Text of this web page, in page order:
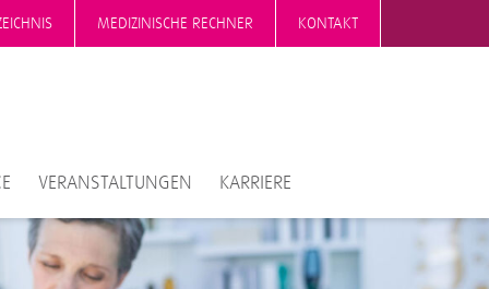
MEDIZINISCHE RECHNER KONTAKT
VERANSTALTUNGEN KARRIERE